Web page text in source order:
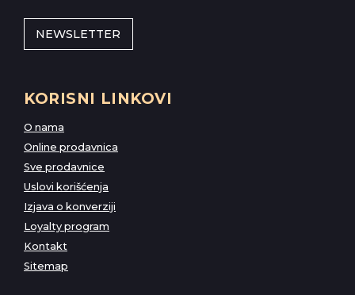
NEWSLETTER
KORISNI LINKOVI
O nama
Online prodavnica
Sve prodavnice
Uslovi korišćenja
Izjava o konverziji
Loyalty program
Kontakt
Sitemap